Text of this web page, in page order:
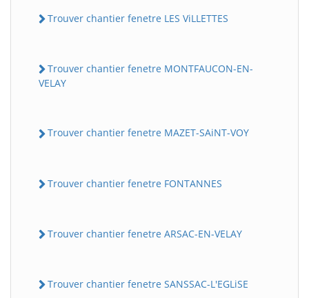
Trouver chantier fenetre LES ViLLETTES
Trouver chantier fenetre MONTFAUCON-EN-
VELAY
Trouver chantier fenetre MAZET-SAiNT-VOY
Trouver chantier fenetre FONTANNES
Trouver chantier fenetre ARSAC-EN-VELAY
Trouver chantier fenetre SANSSAC-L'EGLiSE